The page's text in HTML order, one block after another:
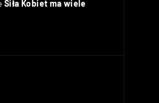
Siła Kobiet ma wiele